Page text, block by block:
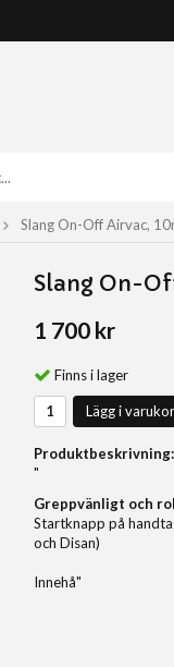
Slang On-Off Airvac,
Slang On-
1 700 kr
Finns i lager
Lägg i
Produktbeskrivning:
"
Greppvänligt och
Startknapp på
och Disan)
Innehå"